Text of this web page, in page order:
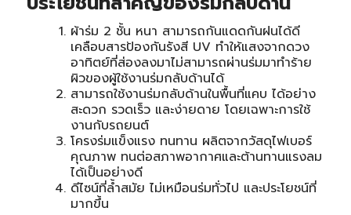
ผ้าร่ม 2 ชั้น หนา สามารถกันแดดกันฝนได้ดี
เคลือบสารป้องกันรังสี UV ทำให้แสงจากดวง
อาทิตย์ที่ส่องลงมาไม่สามารถผ่านร่มมาทำร้าย
ผิวของผู้ใช้งานร่มกลับด้านได้
สามารถใช้งานร่มกลับด้านในพื้นที่แคบ ได้อย่าง
สะดวก รวดเร็ว และง่ายดาย โดยเฉพาะการใช้
งานกับรถยนต์
โครงร่มแข็งแรง ทนทาน ผลิตจากวัสดุไฟเบอร์
คุณภาพ ทนต่อสภาพอากาศและต้านทานแรงลม
ได้เป็นอย่างดี
ดีไซน์ที่ล้ำสมัย ไม่เหมือนร่มทั่วไป และประโยชน์ที่
มากขึ้น